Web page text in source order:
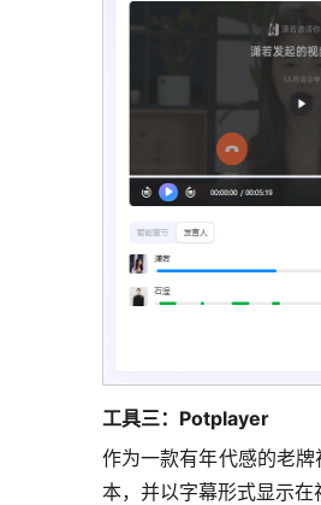
工具三： Potplayer
作为一款有年代感的老
本，并以字幕形式显示在